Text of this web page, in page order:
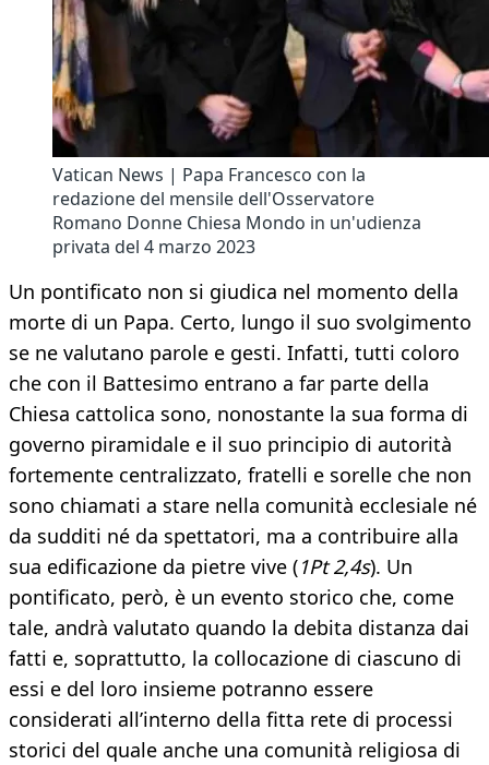
Vatican News | Papa Francesco con la
redazione del mensile dell'Osservatore
Romano Donne Chiesa Mondo in un'udienza
privata del 4 marzo 2023
Un pontificato non si giudica nel momento della
morte di un Papa. Certo, lungo il suo svolgimento
se ne valutano parole e gesti. Infatti, tutti coloro
che con il Battesimo entrano a far parte della
Chiesa cattolica sono, nonostante la sua forma di
governo piramidale e il suo principio di autorità
fortemente centralizzato, fratelli e sorelle che non
sono chiamati a stare nella comunità ecclesiale né
da sudditi né da spettatori, ma a contribuire alla
sua edificazione da pietre vive (1Pt 2,4s). Un
pontificato, però, è un evento storico che, come
tale, andrà valutato quando la debita distanza dai
fatti e, soprattutto, la collocazione di ciascuno di
essi e del loro insieme potranno essere
considerati all’interno della fitta rete di processi
storici del quale anche una comunità religiosa di